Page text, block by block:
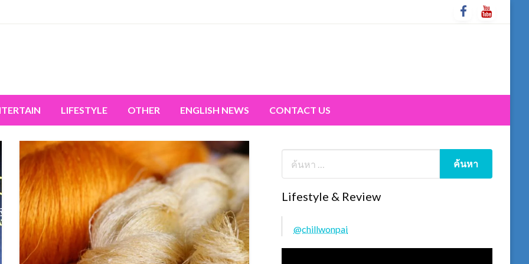
LIFESTYLE OTHER ENGLISH NEWS CONTACT US
Lifestyle & Review
@chillwonpai